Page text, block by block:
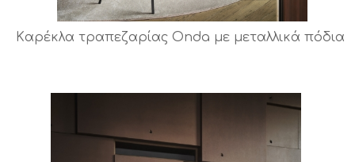
Kαρέκλα τραπεζαρίας Onda με μεταλλικά πόδια